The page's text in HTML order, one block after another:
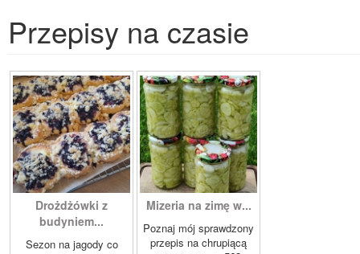
Przepisy na czasie
Drożdżówki z
budyniem...
Sezon na jagody co
Mizeria na zimę w...
Poznaj mój sprawdzony
przepis na chrupiącą